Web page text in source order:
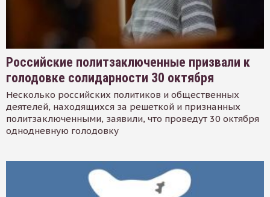
Российские политзаключенные призвали к
голодовке солидарности 30 октября
Несколько российских политиков и общественных
деятелей, находящихся за решеткой и признанных
политзаключенными, заявили, что проведут 30 октября
однодневную голодовку